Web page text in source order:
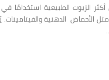
الزيوت الطبيعية استخدامًا في
الأحماض الدهنية